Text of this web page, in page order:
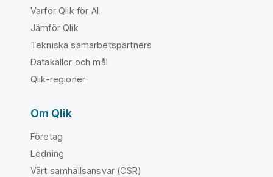
Varför Qlik för AI
Jämför Qlik
Tekniska samarbetspartners
Datakällor och mål
Qlik-regioner
Om Qlik
Företag
Ledning
Vårt samhällsansvar (CSR)